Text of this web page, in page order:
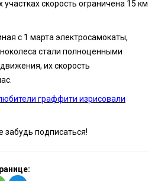
скорость ограничена 15 км
с 1 марта электросамокаты,
стали полноценными
их скорость
граффити изрисовали
забудь подписаться!